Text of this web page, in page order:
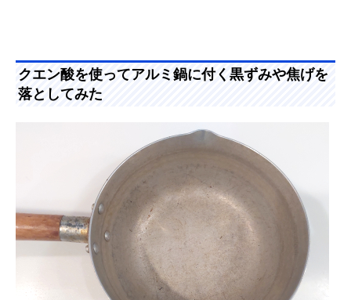
クエン酸を使ってアルミ鍋に付く黒ずみや焦げを
落としてみた